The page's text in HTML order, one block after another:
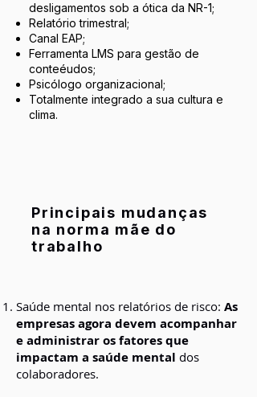
desligamentos sob a ótica da NR-1;
Relatório trimestral;
Canal EAP;
Ferramenta LMS para gestão de
conteéudos;
Psicólogo organizacional;
Totalmente integrado a sua cultura e
clima.
Principais mudanças
na norma mãe do
trabalho
Saúde mental nos relatórios de risco: As
empresas agora devem acompanhar
e administrar os fatores que
impactam a saúde mental dos
colaboradores.